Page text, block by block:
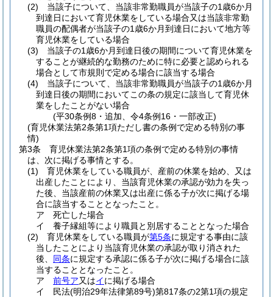
(2)
当該子について、当該非常勤職員が当該子の1歳6か月
到達日において育児休業をしている場合又は当該非常勤
職員の配偶者が当該子の1歳6か月到達日において地方等
育児休業をしている場合
(3)
当該子の1歳6か月到達日後の期間について育児休業を
することが継続的な勤務のために特に必要と認められる
場合として市規則で定める場合に該当する場合
(4)
当該子について、当該非常勤職員が当該子の1歳6か月
到達日後の期間においてこの条の規定に該当して育児休
業をしたことがない場合
(平30条例8・追加、令4条例16・一部改正)
(育児休業法第2条第1項ただし書の条例で定める特別の事
情)
第3条
育児休業法第2条第1項の条例で定める特別の事情
は、次に掲げる事情とする。
(1)
育児休業をしている職員が、産前の休業を始め、又は
出産したことにより、当該育児休業の承認が効力を失っ
た後、当該産前の休業又は出産に係る子が次に掲げる場
合に該当することとなったこと。
ア
死亡した場合
イ
養子縁組等により職員と別居することとなった場合
(2)
育児休業をしている職員が第5条に規定する事由に該
当したことにより当該育児休業の承認が取り消された
後、 同条に規定する承認に係る子が次に掲げる場合に該
当することとなったこと。
ア
前号ア又はイに掲げる場合
イ
民法(明治29年法律第89号)第817条の2第1項の規定